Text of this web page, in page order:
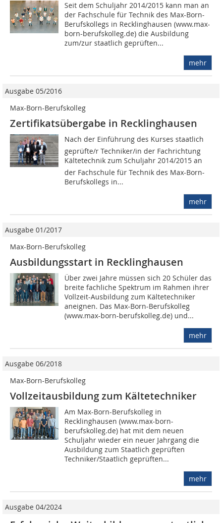
Seit dem Schuljahr 2014/2015 kann man an
der Fachschule für Technik des Max-Born-
Berufskollegs in Recklinghausen (www.max-
born-berufskolleg.de) die Ausbildung
zum/zur staatlich geprüften...
mehr
Ausgabe 05/2016
Max-Born-Berufskolleg
Zertifikatsübergabe in Recklinghausen
Nach der Einführung des Kurses staatlich
geprüfte/r Techniker/in der Fachrichtung
Kältetechnik zum Schuljahr 2014/2015 an
der Fachschule für Technik des Max-Born-
Berufskollegs in...
mehr
Ausgabe 01/2017
Max-Born-Berufskolleg
Ausbildungsstart in Recklinghausen
Über zwei Jahre müssen sich 20 Schüler das
breite fachliche Spektrum im Rahmen ihrer
Vollzeit-Ausbildung zum Kältetechniker
aneignen. Das Max-Born-Berufskolleg
(www.max-born-berufskolleg.de) und...
mehr
Ausgabe 06/2018
Max-Born-Berufskolleg
Vollzeitausbildung zum Kältetechniker
Am Max-Born-Berufskolleg in
Recklinghausen (www.max-born-
berufskolleg.de) hat mit dem neuen
Schuljahr wieder ein neuer Jahrgang die
Ausbildung zum Staatlich geprüften
Techniker/Staatlich geprüften...
mehr
Ausgabe 04/2024